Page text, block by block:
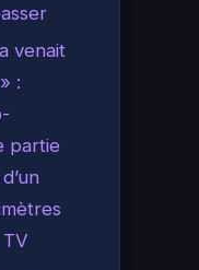
venait
:
partie